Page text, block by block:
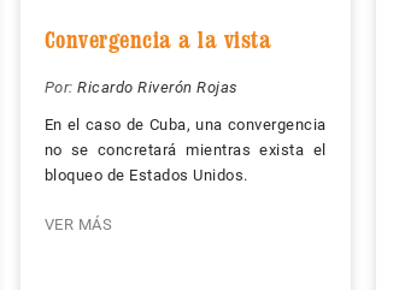
Convergencia a la vista
Por: Ricardo Riverón Rojas
En el caso de Cuba, una convergencia
no se concretará mientras exista el
bloqueo de Estados Unidos.
VER MÁS